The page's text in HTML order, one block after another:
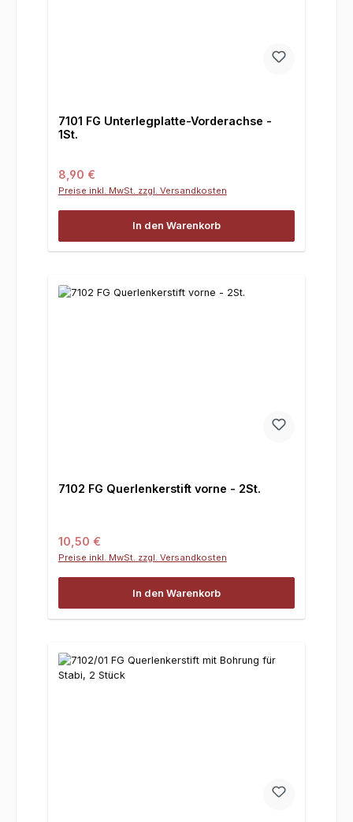
7101 FG Unterlegplatte-Vorderachse -
1St.
Regulärer Preis:
8,90 €
Preise inkl. MwSt. zzgl. Versandkosten
In den Warenkorb
7102 FG Querlenkerstift vorne - 2St.
Regulärer Preis:
10,50 €
Preise inkl. MwSt. zzgl. Versandkosten
In den Warenkorb